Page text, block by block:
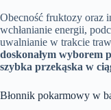
Obecność fruktozy oraz
wchłanianie energii,
uwalnianie w trakcie
doskonałym wyborem
szybka przekąska w
Błonnik pokarmowy w